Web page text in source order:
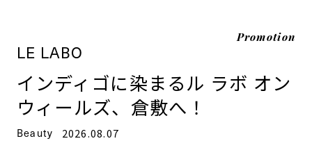
Promotion
LE LABO
インディゴに染まるル ラボ オン
ウィールズ、倉敷へ！
Beauty 2026.08.07